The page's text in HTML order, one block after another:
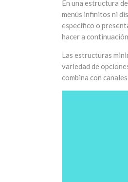
En una estructura
menús infinitos ni
específico o
hacer a
Las estructuras
variedad de
combina con